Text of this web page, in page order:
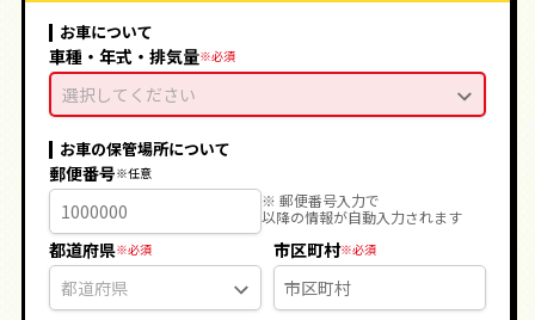
お車について
車種・年式・排気量
選択してください
お車の保管場所について
郵便番号
※ 郵便番号入力で
以降の情報が自動入力されます
都道府県 市区町村